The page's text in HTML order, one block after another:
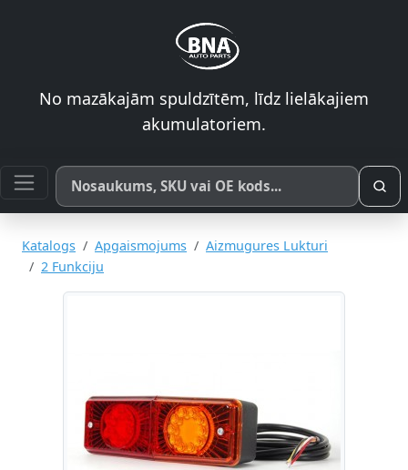
No mazākajām spuldzītēm, līdz lielākajiem
akumulatoriem.
Meklēt pēc produkta nosaukuma, SKU vai OE koda
Katalogs Apgaismojums
Aizmugures Lukturi
2 Funkciju